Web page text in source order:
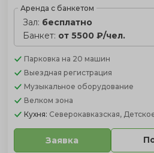
Аренда с банкетом
Зал: бесплатно
Банкет: от 5500 ₽/чел.
Парковка на 20 машин
Выездная регистрация
Музыкальное оборудование
Велком зона
Кухня: Северокавказская,
Заявка